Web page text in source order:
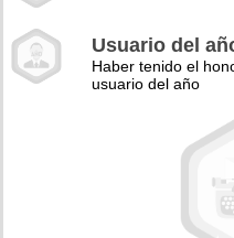
Usuario del
Haber tenido el
usuario del año